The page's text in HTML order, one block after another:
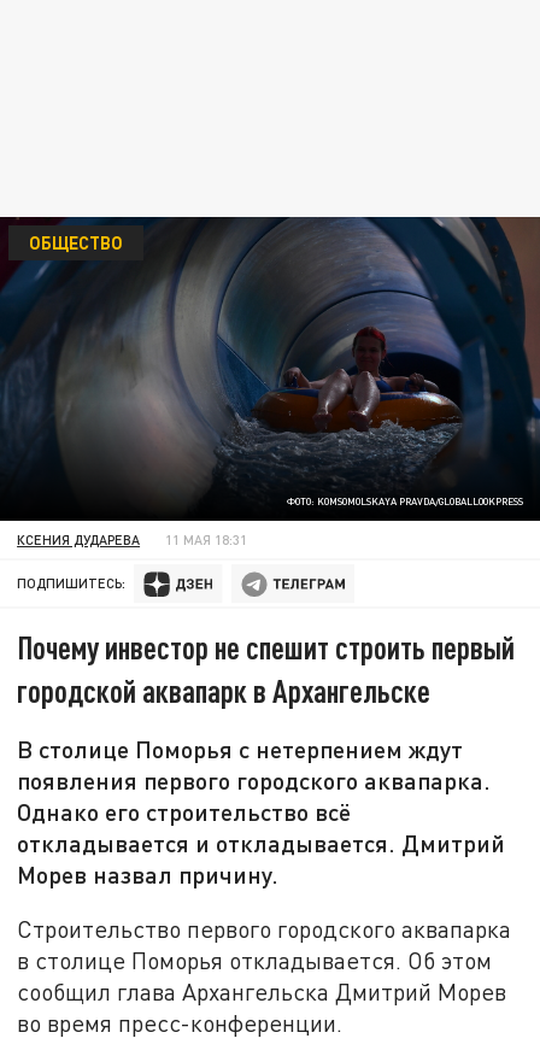
ФОТО: KOMSOMOLSKAYA PRAVDA/GLOBALLOOKPRESS
ОБЩЕСТВО
КСЕНИЯ ДУДАРЕВА 11 МАЯ 18:31
ПОДПИШИТЕСЬ:
Почему инвестор не спешит строить первый
городской аквапарк в Архангельске
В столице Поморья с нетерпением ждут
появления первого городского аквапарка.
Однако его строительство всё
откладывается и откладывается. Дмитрий
Морев назвал причину.
Строительство первого городского аквапарка
в столице Поморья откладывается. Об этом
сообщил глава Архангельска Дмитрий Морев
во время пресс-конференции.